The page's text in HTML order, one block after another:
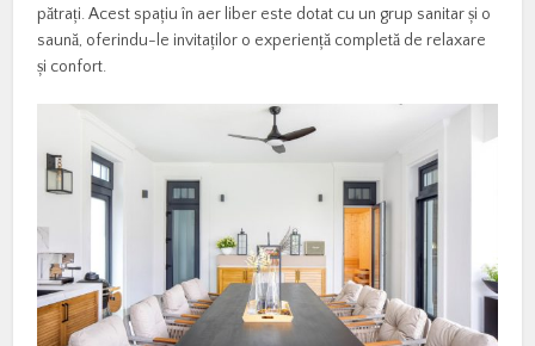
pătrați. Acest spațiu în aer liber este dotat cu un grup sanitar și o
saună, oferindu-le invitaților o experiență completă de relaxare
și confort.